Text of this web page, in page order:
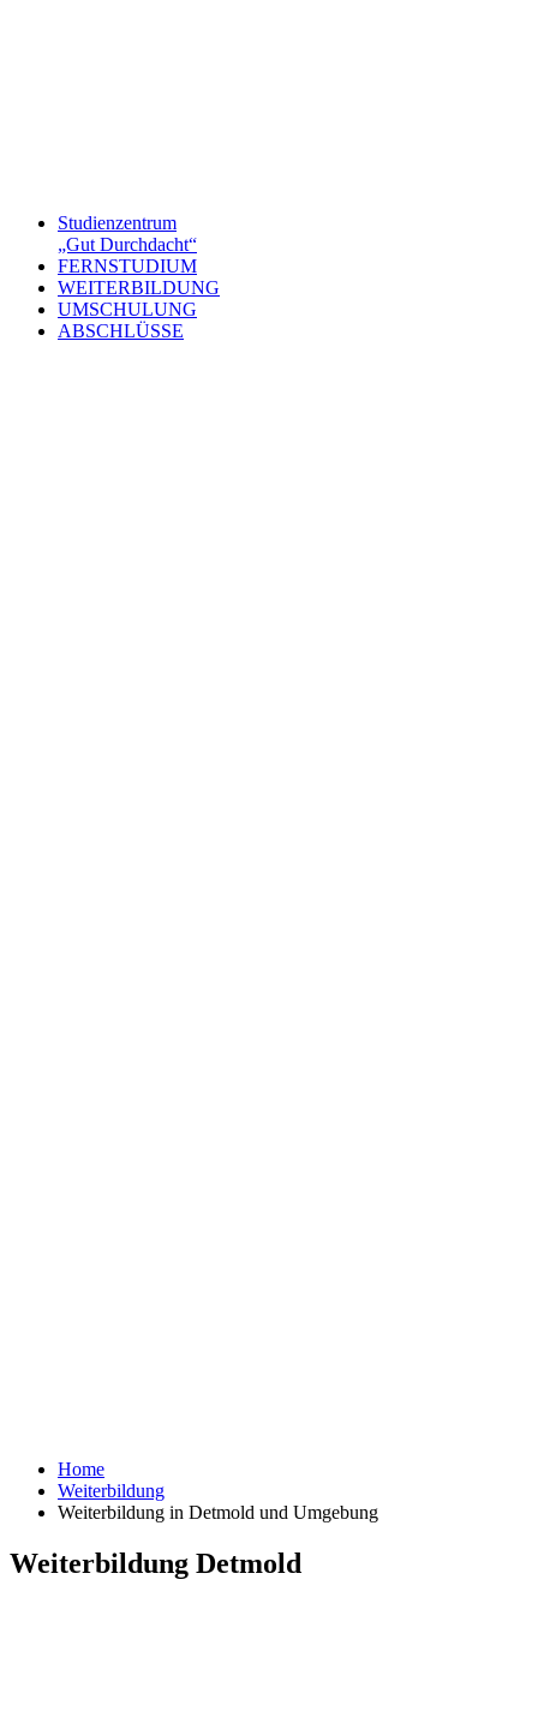
Studienzentrum
„Gut Durchdacht“
FERNSTUDIUM
WEITERBILDUNG
UMSCHULUNG
ABSCHLÜSSE
Home
Weiterbildung
Weiterbildung in Detmold und Umgebung
Weiterbildung Detmold